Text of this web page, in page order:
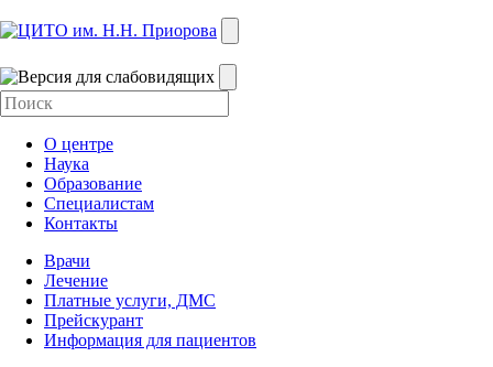
О центре
Наука
Образование
Специалистам
Контакты
Врачи
Лечение
Платные услуги, ДМС
Прейскурант
Информация для пациентов